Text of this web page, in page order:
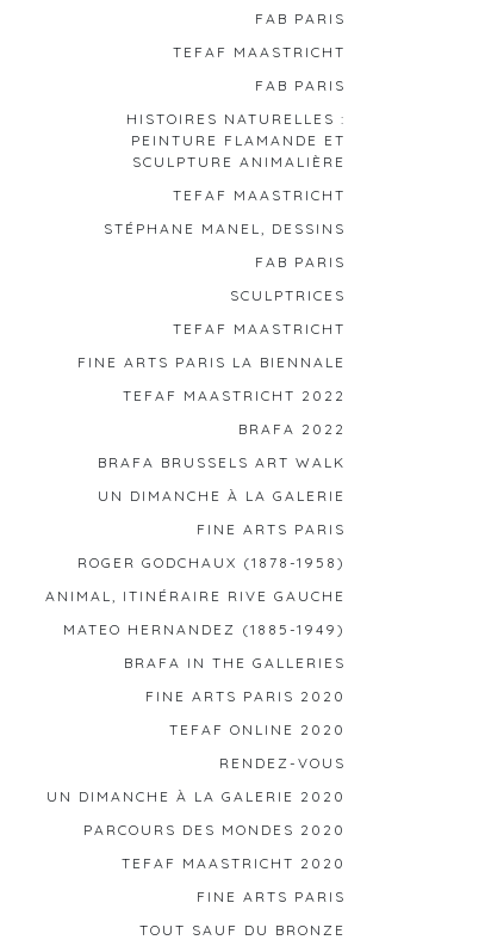
FAB PARIS
TEFAF MAASTRICHT
FAB PARIS
HISTOIRES NATURELLES :
PEINTURE FLAMANDE ET
SCULPTURE ANIMALIÈRE
TEFAF MAASTRICHT
STÉPHANE MANEL, DESSINS
FAB PARIS
SCULPTRICES
TEFAF MAASTRICHT
FINE ARTS PARIS LA BIENNALE
TEFAF MAASTRICHT 2022
BRAFA 2022
BRAFA BRUSSELS ART WALK
UN DIMANCHE À LA GALERIE
FINE ARTS PARIS
ROGER GODCHAUX (1878-1958)
ANIMAL, ITINÉRAIRE RIVE GAUCHE
MATEO HERNANDEZ (1885-1949)
BRAFA IN THE GALLERIES
FINE ARTS PARIS 2020
TEFAF ONLINE 2020
RENDEZ-VOUS
UN DIMANCHE À LA GALERIE 2020
PARCOURS DES MONDES 2020
TEFAF MAASTRICHT 2020
FINE ARTS PARIS
TOUT SAUF DU BRONZE